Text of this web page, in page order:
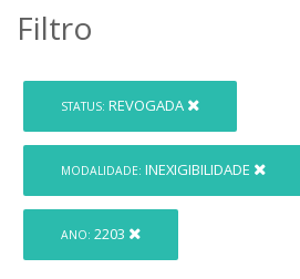
Filtro
STATUS: REVOGADA
MODALIDADE: INEXIGIBILIDADE
ANO: 2203